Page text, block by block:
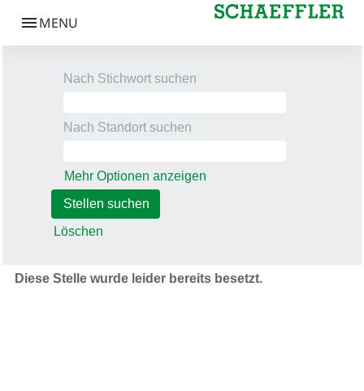
Nach Stichwort suchen
Nach Standort suchen
Mehr Optionen anzeigen
Löschen
Diese Stelle wurde leider bereits besetzt.